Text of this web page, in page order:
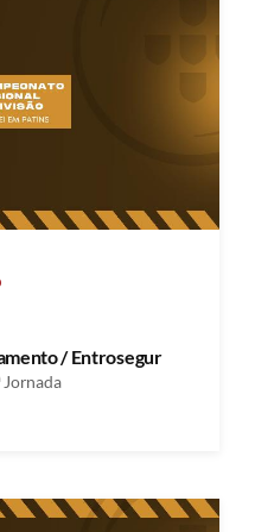
/ Entrosegur
Jornada